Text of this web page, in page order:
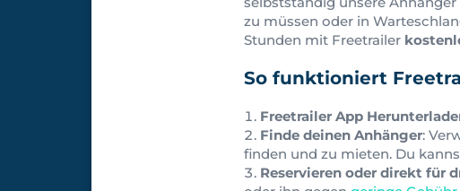
zu müssen oder in
Stunden mit Freetrailer
So funktioniert
Freetrailer App
Finde deinen Anhänger:
finden und zu mieten. Du
Reservieren oder direkt für